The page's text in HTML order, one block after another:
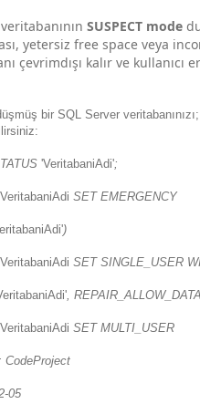
SUSPECT mode
yetersiz free space veya
çevrimdışı kalır ve kullanıcı
bir SQL Server
'VeritabaniAdi';
VeritabaniAdi SET EMERGENCY
)
VeritabaniAdi SET SINGLE_USER
,
VeritabaniAdi SET MULTI_USER
CodeProject
05